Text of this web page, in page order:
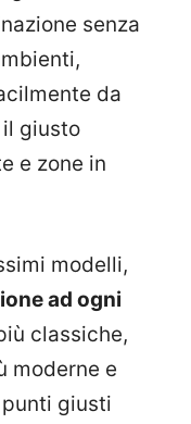
senza
da
il giusto
e zone in
modelli,
ad ogni
classiche,
moderne e
giusti